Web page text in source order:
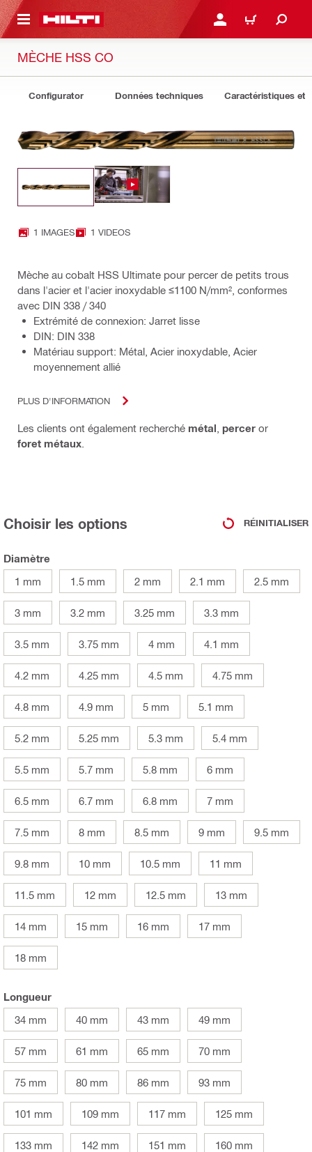
SE CONNECTER OU
PANIER
MÈCHE HSS CO
Configurator Données techniques Caractéristiques et
1 IMAGES 1 VIDEOS
Mèche au cobalt HSS Ultimate pour percer de petits trous
dans l'acier et l'acier inoxydable ≤1100 N/mm², conformes
avec DIN 338 / 340
Extrémité de connexion: Jarret lisse
DIN: DIN 338
Matériau support: Métal, Acier inoxydable, Acier
moyennement allié
PLUS D'INFORMATION
Les clients ont également recherché métal percer or
foret métaux
Choisir les options RÉINITIALISER
Diamètre
1 mm
1.5 mm 2 mm 2.1 mm 2.5 mm
3 mm 3.2 mm 3.25 mm 3.3 mm
3.5 mm 3.75 mm 4 mm 4.1 mm
4.2 mm 4.25 mm 4.5 mm 4.75 mm
4.8 mm 4.9 mm 5 mm 5.1 mm
5.2 mm 5.25 mm 5.3 mm 5.4 mm
5.5 mm 5.7 mm 5.8 mm 6 mm
6.5 mm 6.7 mm 6.8 mm 7 mm
7.5 mm 8 mm 8.5 mm 9 mm 9.5 mm
9.8 mm 10 mm 10.5 mm 11 mm
11.5 mm 12 mm 12.5 mm 13 mm
14 mm 15 mm 16 mm 17 mm
18 mm
Longueur
34 mm
40 mm 43 mm 49 mm
57 mm 61 mm 65 mm 70 mm
75 mm 80 mm 86 mm 93 mm
101 mm 109 mm 117 mm 125 mm
133 mm 142 mm 151 mm 160 mm